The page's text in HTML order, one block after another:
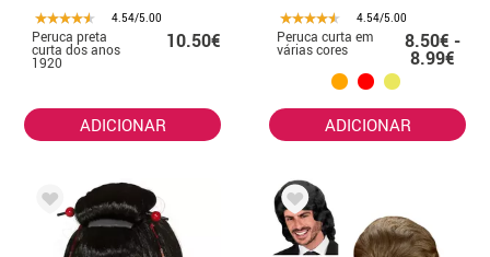
4.54/5.00
Peruca preta
curta dos anos
1920
10.50€
ADICIONAR
4.54/5.00
Peruca curta em
várias cores 8.50€ -
8.99€
ADICIONAR